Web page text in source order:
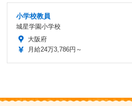
小学校教員
城星学園小学校
大阪府
月給24万3,786円～